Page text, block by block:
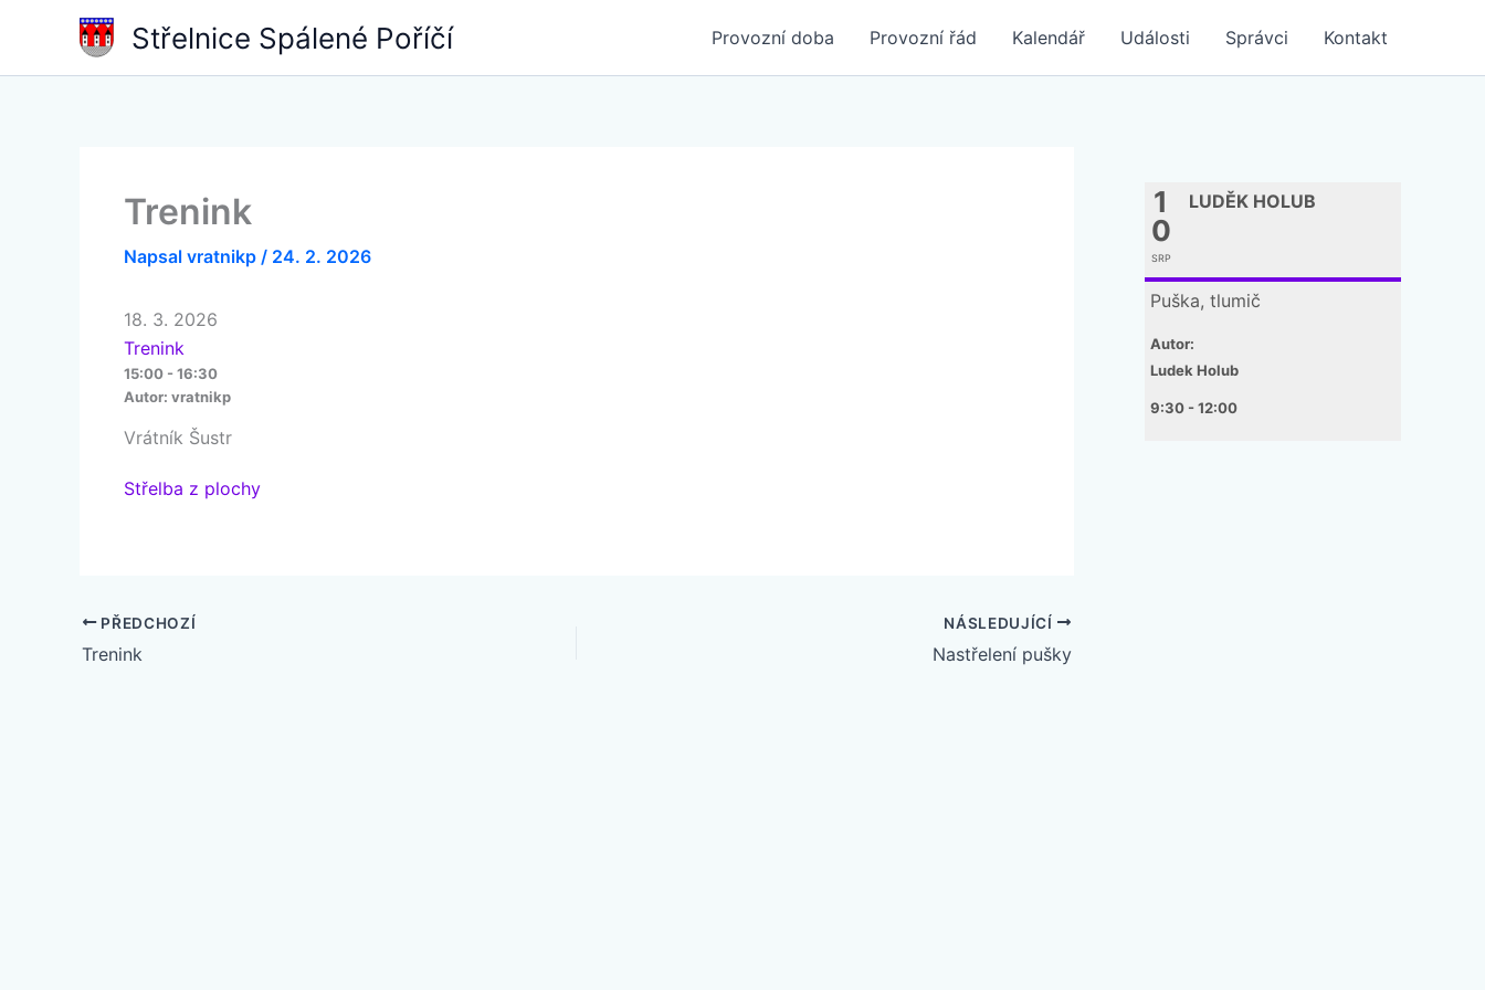
obsah
Střelnice Spálené Poříčí Provozní doba Provozní řád Kalendář Události Správci Kontakt
Trenink
Napsal vratnikp / 24. 2. 2026
18. 3. 2026
Trenink
15:00 - 16:30
Autor: vratnikp
Vrátník Šustr
Střelba z plochy
PŘEDCHOZÍ
Trenink
NÁSLEDUJÍCÍ
Nastřelení pušky
1
0
SRP
LUDĚK HOLUB
Puška, tlumič
Autor:
Ludek Holub
9:30 - 12:00